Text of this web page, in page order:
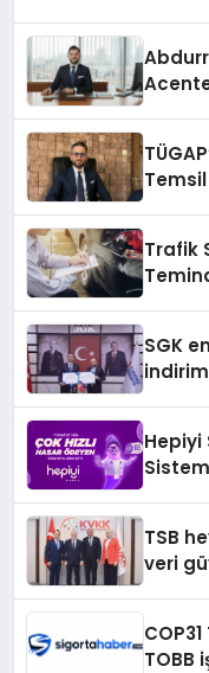
Trafik
SGK
Hepiyi
TSB
veri
TOBB